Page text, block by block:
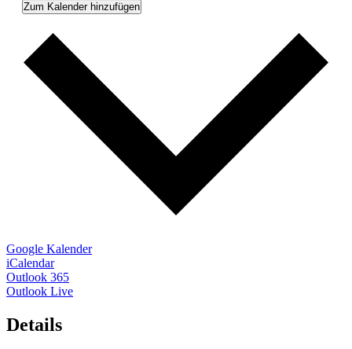
Zum Kalender hinzufügen
Google Kalender
iCalendar
Outlook 365
Outlook Live
Details